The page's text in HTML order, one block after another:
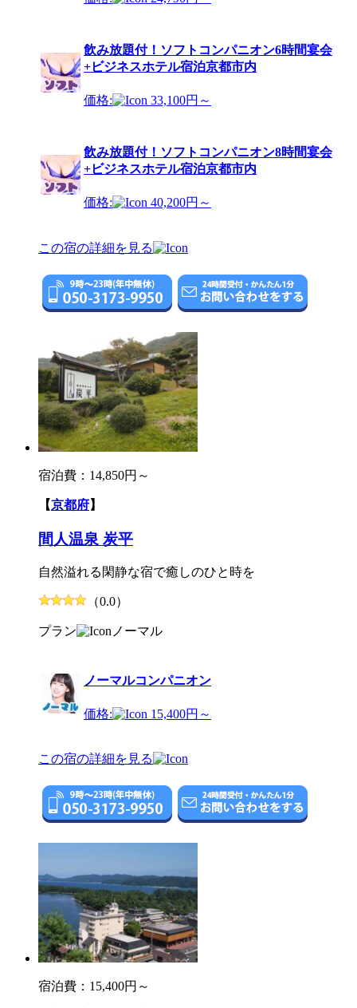
飲み放題付！ソフトコンパニオン6時間宴会
+ビジネスホテル宿泊京都市内
価格: 33,100円～
飲み放題付！ソフトコンパニオン8時間宴会
+ビジネスホテル宿泊京都市内
価格: 40,200円～
この宿の詳細を見る
宿泊費： 14,850円～
【京都府】
間人温泉 炭平
自然溢れる閑静な宿で癒しのひと時を
（0.0）
プラン ノーマル
ノーマルコンパニオン
価格: 15,400円～
この宿の詳細を見る
宿泊費： 15,400円～